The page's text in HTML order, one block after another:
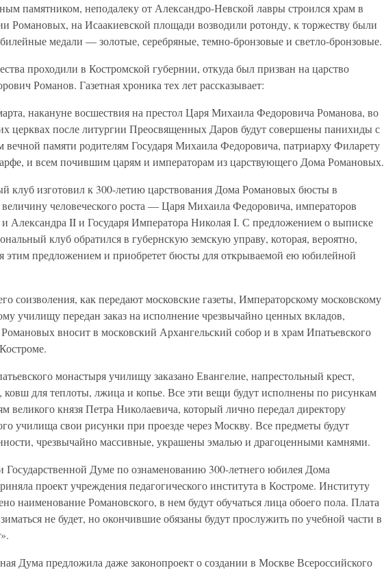
памятником, неподалеку от Александро-Невской лавры строился храм в
Романовых, на Исаакиевской площади возводили ротонду, к торжеству были
медали — золотые, серебряные, темно-бронзовые и светло-бронзовые.
проходили в Костромской губернии, откуда был призван на царство
Романов. Газетная хроника тех лет рассказывает:
накануне восшествия на престол Царя Михаила Федоровича Романова, во
церквах после литургии Преосвященных Даров будут совершены панихиды с
вечной памяти родителям Государя Михаила Федоровича, патриарху Филарету
и всем почившим царям и императорам из царствующего Дома Романовых.
клуб изготовил к 300-летию царствования Дома Романовых бюсты в
человеческого роста — Царя Михаила Федоровича, императоров
Александра II и Государя Императора Николая I. С предложением о выписке
клуб обратился в губернскую земскую управу, которая, вероятно,
этим предложением и приобретет бюсты для открываемой ею юбилейной
соизволения, как передают московские газеты, Императорскому московскому
училищу передан заказ на исполнение чрезвычайно ценных вкладов,
вносит в московский Архангельский собор и в храм Ипатьевского
монастыря училищу заказано Евангелие, напрестольный крест,
ковш для теплоты, лжица и копье. Все эти вещи будут исполнены по рисункам
великого князя Петра Николаевича, который лично передал директору
училища свои рисунки при проезде через Москву. Все предметы будут
чрезвычайно массивные, украшены эмалью и драгоценными камнями.
Государственной Думе по ознаменованию 300-летнего юбилея Дома
проект учреждения педагогического института в Костроме. Институту
наименование Романовского, в нем будут обучаться лица обоего пола. Плата
не будет, но окончившие обязаны будут прослужить по учебной части в
Дума предложила даже законопроект о создании в Москве Всероссийского